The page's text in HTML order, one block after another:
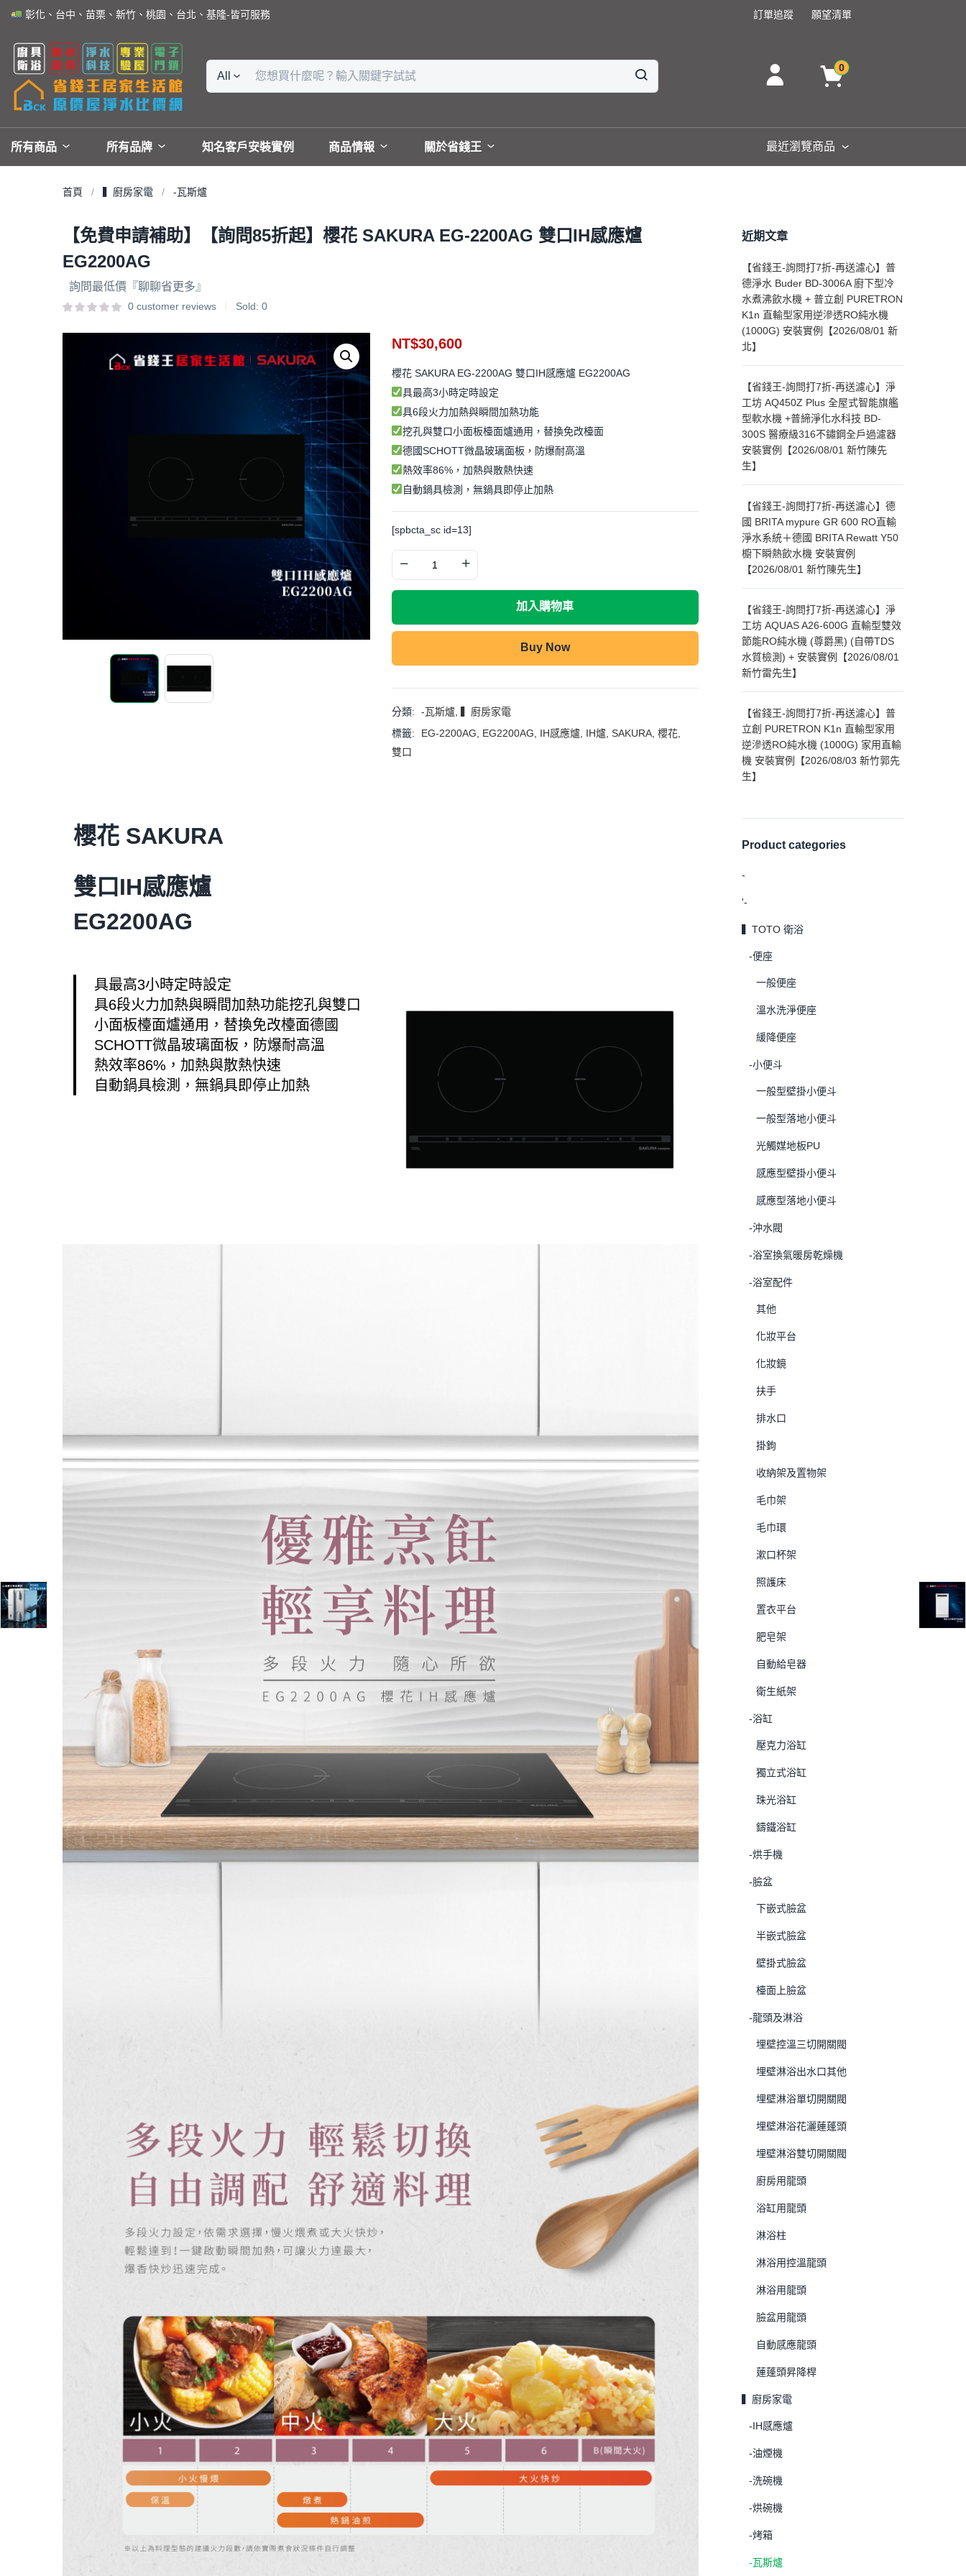
彰化、台中、苗栗、新竹、桃園、台北、基隆-皆可服務 訂單追蹤 願望清單
All
0
所有商品 所有品牌 知名客戶安裝實例 商品情報 關於省錢王 最近瀏覽商品
首頁 ▍廚房家電 -瓦斯爐
【免費申請補助】【詢問85折起】櫻花 SAKURA EG-2200AG 雙口IH感應爐
EG2200AG
詢問最低價『聊聊省更多』
0 customer reviews Sold: 0
NT$30,600
櫻花 SAKURA EG-2200AG 雙口IH感應爐 EG2200AG
具最高3小時定時設定
具6段火力加熱與瞬間加熱功能
挖孔與雙口小面板檯面爐通用，替換免改檯面
德國SCHOTT微晶玻璃面板，防爆耐高溫
熱效率86%，加熱與散熱快速
自動鍋具檢測，無鍋具即停止加熱
[spbcta_sc id=13]
加入購物車
Buy Now
分類: -瓦斯爐,
▍廚房家電
標籤:
EG-2200AG EG2200AG IH感應爐, IH爐, SAKURA, 櫻花,
雙口
櫻花 SAKURA
雙口IH感應爐
EG2200AG
具最高3小時定時設定
具6段火力加熱與瞬間加熱功能挖孔與雙口
小面板檯面爐通用，替換免改檯面德國
SCHOTT微晶玻璃面板，防爆耐高溫
熱效率86%，加熱與散熱快速
自動鍋具檢測，無鍋具即停止加熱
近期文章
【省錢王-詢問打7折-再送濾心】普
德淨水 Buder BD-3006A 廚下型冷
水煮沸飲水機 + 普立創 PURETRON
K1n 直輸型家用逆滲透RO純水機
(1000G) 安裝實例【2026/08/01 新
北】
【省錢王-詢問打7折-再送濾心】淨
工坊 AQ450Z Plus 全屋式智能旗艦
型軟水機 +普締淨化水科技 BD-
300S 醫療級316不鏽鋼全戶過濾器
安裝實例【2026/08/01 新竹陳先
生】
【省錢王-詢問打7折-再送濾心】德
國 BRITA mypure GR 600 RO直輸
淨水系統＋德國 BRITA Rewatt Y50
櫥下瞬熱飲水機 安裝實例
【2026/08/01 新竹陳先生】
【省錢王-詢問打7折-再送濾心】淨
工坊 AQUAS A26-600G 直輸型雙效
節能RO純水機 (尊爵黑) (自帶TDS
水質檢測) + 安裝實例【2026/08/01
新竹雷先生】
【省錢王-詢問打7折-再送濾心】普
立創 PURETRON K1n 直輸型家用
逆滲透RO純水機 (1000G) 家用直輸
機 安裝實例【2026/08/03 新竹郭先
生】
Product categories
-
'-
▍TOTO 衛浴
-便座
一般便座
溫水洗淨便座
緩降便座
-小便斗
一般型壁掛小便斗
一般型落地小便斗
光觸媒地板PU
感應型壁掛小便斗
感應型落地小便斗
-沖水閥
-浴室換氣暖房乾燥機
-浴室配件
其他
化妝平台
化妝鏡
扶手
排水口
掛鉤
收納架及置物架
毛巾架
毛巾環
漱口杯架
照護床
置衣平台
肥皂架
自動給皂器
衛生紙架
-浴缸
壓克力浴缸
獨立式浴缸
珠光浴缸
鑄鐵浴缸
-烘手機
-臉盆
下嵌式臉盆
半嵌式臉盆
壁掛式臉盆
檯面上臉盆
-龍頭及淋浴
埋壁控溫三切開關閥
埋壁淋浴出水口其他
埋壁淋浴單切開關閥
埋壁淋浴花灑蓮蓬頭
埋壁淋浴雙切開關閥
廚房用龍頭
浴缸用龍頭
淋浴柱
淋浴用控溫龍頭
淋浴用龍頭
臉盆用龍頭
自動感應龍頭
蓮蓬頭昇降桿
▍廚房家電
-IH感應爐
-油煙機
-洗碗機
-烘碗機
-烤箱
-瓦斯爐